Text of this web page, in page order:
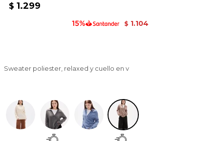
$ 1.299
$ 1.104
Sweater poliester, relaxed y cuello en v